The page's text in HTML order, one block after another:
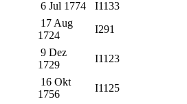
6 Jul 1774
I1133
17 Aug
1724
I291
9 Dez
1729
I1123
16 Okt
1756
I1125